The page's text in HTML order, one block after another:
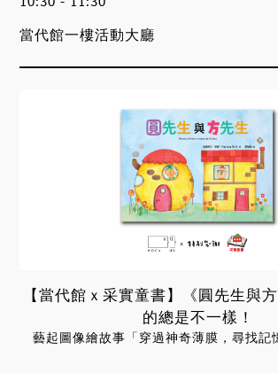
當代館一樓活動大廳
【當代館ｘ采實童書】《圓先生與
的總是不一樣！
藝起圖像繪故事「穿過神奇薄膜，尋找記